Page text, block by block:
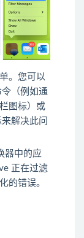
。您可以
令（例如通
图标）或
解决此问
器中的应
正在过滤
的错误。